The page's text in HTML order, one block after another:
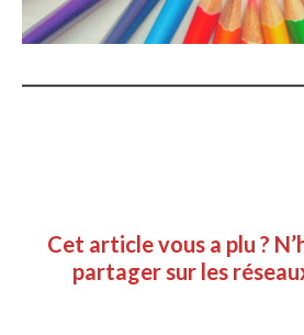
Cet article vous a plu ?
partager sur les